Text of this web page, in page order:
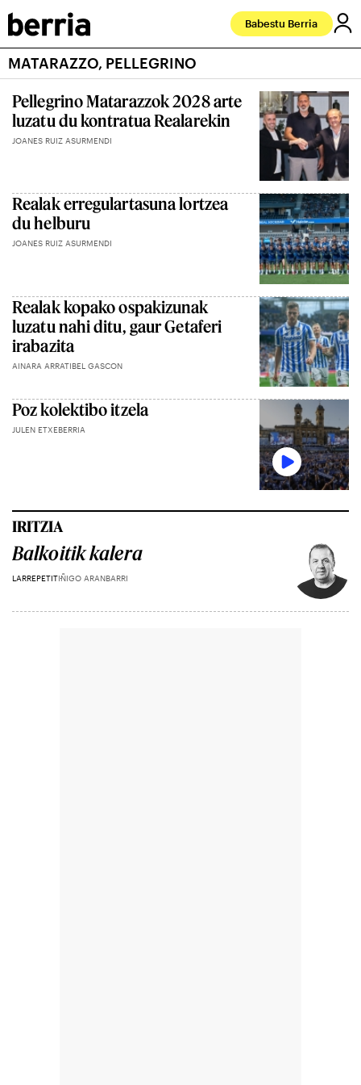
Babestu Berria
MATARAZZO, PELLEGRINO
Pellegrino Matarazzok 2028 arte
luzatu du kontratua Realarekin
JOANES RUIZ ASURMENDI
Realak erregulartasuna lortzea
du helburu
JOANES RUIZ ASURMENDI
Realak kopako ospakizunak
luzatu nahi ditu, gaur Getaferi
irabazita
AINARA ARRATIBEL GASCON
Poz kolektibo itzela
JULEN ETXEBERRIA
IRITZIA
Balkoitik kalera
LARREPETITIÑIGO ARANBARRI